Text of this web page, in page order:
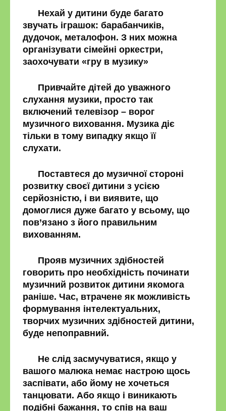
Нехай у дитини буде багато
звучать іграшок: барабанчиків,
дудочок, металофон. З них можна
організувати сімейні оркестри,
заохочувати «гру в музику»
Привчайте дітей до уважного
слухання музики, просто так
включений телевізор – ворог
музичного виховання. Музика діє
тільки в тому випадку якщо її
слухати.
Поставтеся до музичної стороні
розвитку своєї дитини з усією
серйозністю, і ви виявите, що
домоглися дуже багато у всьому, що
пов’язано з його правильним
вихованням.
Прояв музичних здібностей
говорить про необхідність починати
музичний розвиток дитини якомога
раніше. Час, втрачене як можливість
формування інтелектуальних,
творчих музичних здібностей дитини,
буде непоправний.
Не слід засмучуватися, якщо у
вашого малюка немає настрою щось
заспівати, або йому не хочеться
танцювати. Або якщо і виникають
подібні бажання, то спів на ваш